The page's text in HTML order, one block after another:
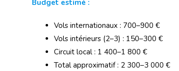
Budget estimé :
Vols internationaux : 700–900 €
Vols intérieurs (2–3) : 150–300 €
Circuit local : 1 400–1 800 €
Total approximatif : 2 300–3 000 €